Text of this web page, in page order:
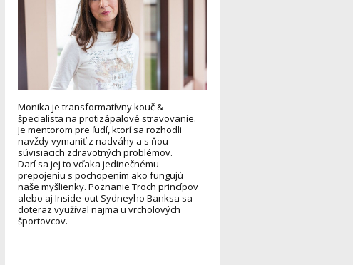
Monika je transformatívny kouč &
špecialista na protizápalové stravovanie.
Je mentorom pre ľudí, ktorí sa rozhodli
navždy vymaniť z nadváhy a s ňou
súvisiacich zdravotných problémov.
Darí sa jej to vďaka jedinečnému
prepojeniu s pochopením ako fungujú
naše myšlienky. Poznanie Troch princípov
alebo aj Inside-out Sydneyho Banksa sa
doteraz využíval najmä u vrcholových
športovcov.